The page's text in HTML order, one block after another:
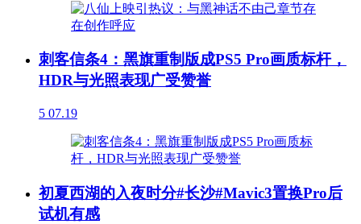
刺客信条4：黑旗重制版成PS5 Pro画质标杆，
HDR与光照表现广受赞誉
5 07.19
初夏西湖的入夜时分#长沙#Mavic3置换Pro后
试机有感